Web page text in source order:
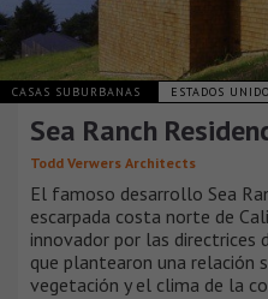
CASAS SUBURBANAS ESTADOS
Sea Ranch
Todd Verwers Architects
El famoso desarrollo Sea
escarpada costa norte de
innovador por las directrices
que plantearon una relación
vegetación y el clima de la